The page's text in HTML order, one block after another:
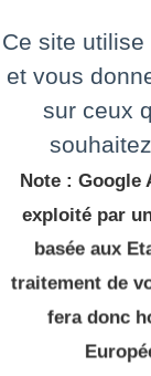
lecture de
des chapitres.
variés et
son niveau, faire
ou vérifier les
est indiqué
: le niveau
intermédiaire du
✓. Tous les
Ce site
et vous
sur ceux
Note : Google
exploité par
basée aux
traitement de
fera donc